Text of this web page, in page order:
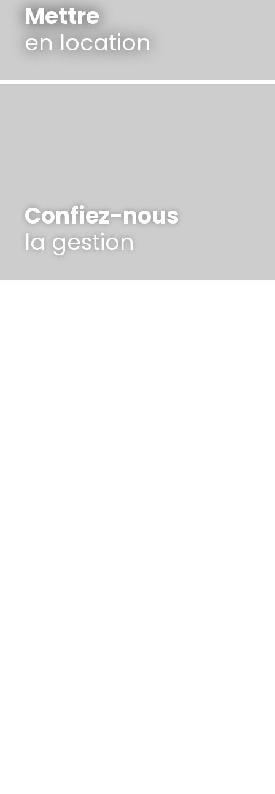
Mettre
en location
Confiez-nous
la gestion